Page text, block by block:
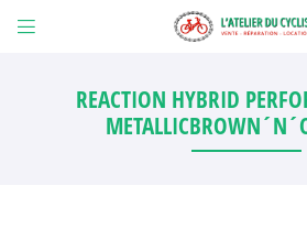

1 route de Bellegarde
06 31 88 92 26
REACTION HYBRID